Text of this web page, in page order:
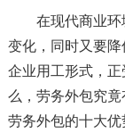
在现代商业
变化，同时又要
企业用工形式，
么，劳务外包究
劳务外包的十大优